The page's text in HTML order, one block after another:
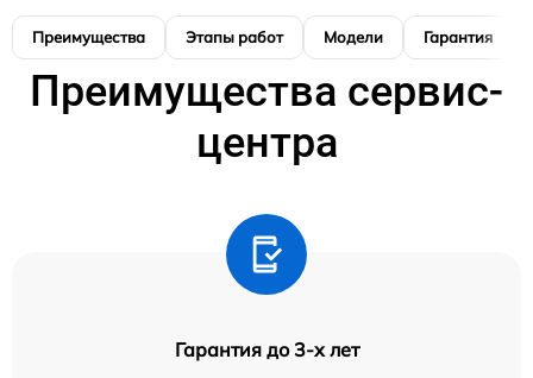
Преимущества Этапы работ Модели Гарантия
Преимущества сервис-
центра
Гарантия до 3-х лет